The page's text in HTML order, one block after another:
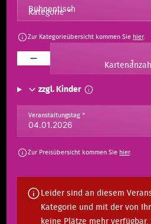
Kategorie*
Zur Kategorieübersicht kommen Sie hier.
zzgl. Kinder
Veranstaltungstag *
Zur Preisübersicht kommen Sie hier.
Leider sind an diesem
Kategorie und mit der von
keine Plätze mehr verfügbar.